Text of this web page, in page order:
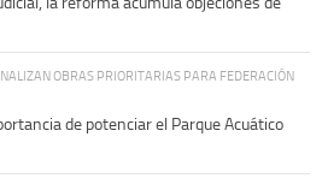
OBRAS PRIORITARIAS PARA FEDERACIÓN
de potenciar el Parque Acuático